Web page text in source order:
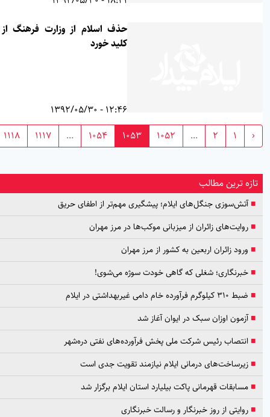
حذف اسلام از وزارت فرهنگ از شرق
کلید خورد
1052
1053
1054
...
1117
1118
›
مطالب
جنگل‌های ایلام؛ پیشگیری مهم‌تر از اطفای حریق
زائران از میزبانی موکب‌ها در مرز مهران
زائران اربعین به کشور از مرز مهران
شغلی که گاهی خودت سوژه می‌شوی!
اوزان سبک در ایوان آغاز شد
رئیس شرکت ملی پخش فرآورده‌های نفتی دره‌شهر
درمانی ایلام نیازمند تقویت جدی است
قهرمانی پاکت بیلیارد استان ایلام برگزار شد
از روز خبرنگار و رسالت خبرنگاری